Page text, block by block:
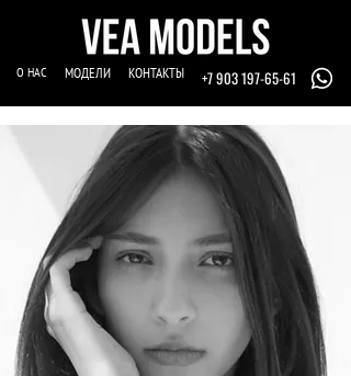
О НАС МОДЕЛИ КОНТАКТЫ +7 903 197-65-61